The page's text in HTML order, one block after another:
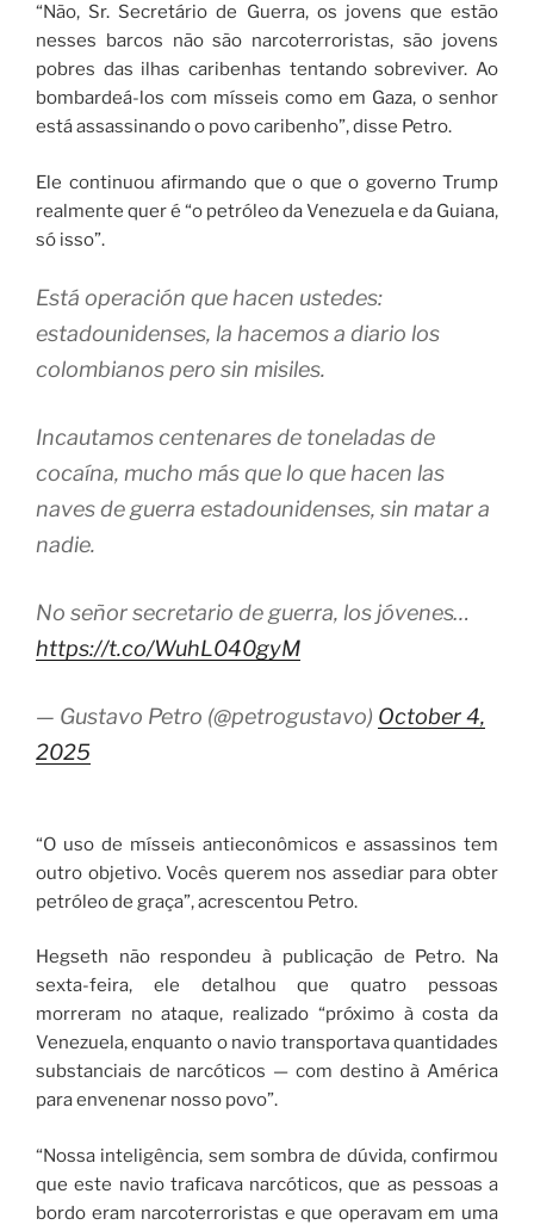
“Não, Sr. Secretário de Guerra, os jovens que estão
nesses barcos não são narcoterroristas, são jovens
pobres das ilhas caribenhas tentando sobreviver. Ao
bombardeá-los com mísseis como em Gaza, o senhor
está assassinando o povo caribenho”, disse Petro.
Ele continuou afirmando que o que o governo Trump
realmente quer é “o petróleo da Venezuela e da Guiana,
só isso”.
Está operación que hacen ustedes:
estadounidenses, la hacemos a diario los
colombianos pero sin misiles.
Incautamos centenares de toneladas de
cocaína, mucho más que lo que hacen las
naves de guerra estadounidenses, sin matar a
nadie.
No señor secretario de guerra, los jóvenes…
https://t.co/WuhL040gyM
— Gustavo Petro (@petrogustavo) October 4,
2025
“O uso de mísseis antieconômicos e assassinos tem
outro objetivo. Vocês querem nos assediar para obter
petróleo de graça”, acrescentou Petro.
Hegseth não respondeu à publicação de Petro. Na
sexta-feira, ele detalhou que quatro pessoas
morreram no ataque, realizado “próximo à costa da
Venezuela, enquanto o navio transportava quantidades
substanciais de narcóticos — com destino à América
para envenenar nosso povo”.
“Nossa inteligência, sem sombra de dúvida, confirmou
que este navio traficava narcóticos, que as pessoas a
bordo eram narcoterroristas e que operavam em uma